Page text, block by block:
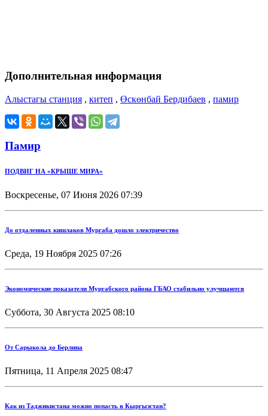
Дополнительная информация
Алыстагы станция , китеп , Өскөнбай Бердибаев , памир
Памир
ПОДВИГ НА «КРЫШЕ МИРА»
Воскресенье, 07 Июня 2026 07:39
До отдаленных кишлаков Мургаба дошло электричество
Среда, 19 Ноября 2025 07:26
Экономические показатели Мургабского района ГБАО стабильно улучшаются
Суббота, 30 Августа 2025 08:10
От Сарыкола до Берлина
Пятница, 11 Апреля 2025 08:47
Как из Таджикистана можно попасть в Кыргызстан?